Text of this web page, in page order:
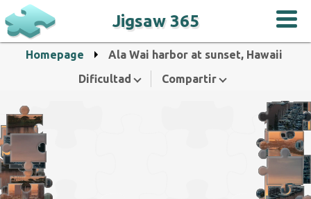
Jigsaw 365
Homepage
Ala Wai harbor at sunset, Hawaii
Dificultad
Compartir